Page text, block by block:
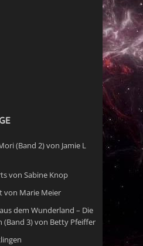
(Band 2) von Jamie L
von Sabine Knop
von Marie Meier
dem Wunderland – Die
(Band 3) von Betty Pfeiffer